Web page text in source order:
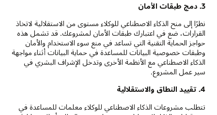
3. دمج طبقات الأمان
نظرًا إلى منح الذكاء الاصطناعي للوكلاء مستوى من الاستقلالية لاتخاذ
القرارات، ضع في اعتبارك طبقات الأمان لمشروعك. قد تشمل هذه
حواجز الحماية التقنية التي تساعد في منع سوء الاستخدام والأمان
وطبقات خصوصية البيانات للمساعدة في حماية البيانات أثناء مواجهة
الذكاء الاصطناعي مع الأنظمة الأخرى وتدخل الإشراف البشري في
سير عمل المشروع.
4. تقييد النطاق والاستقلالية
تتطلب مشروعات الذكاء الاصطناعي للوكلاء معلمات للمساعدة في